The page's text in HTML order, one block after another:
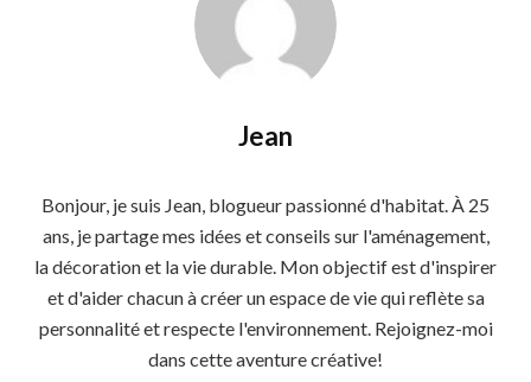
Jean
Bonjour, je suis Jean, blogueur passionné d'habitat. À 25
ans, je partage mes idées et conseils sur l'aménagement,
la décoration et la vie durable. Mon objectif est d'inspirer
et d'aider chacun à créer un espace de vie qui reflète sa
personnalité et respecte l'environnement. Rejoignez-moi
dans cette aventure créative!